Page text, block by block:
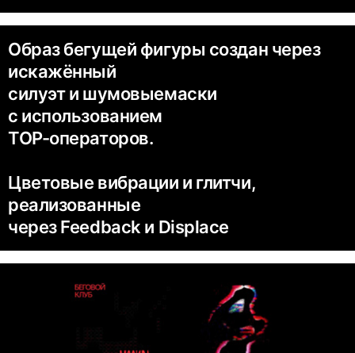
Образ бегущей фигуры создан через
искажённый
силуэт и шумовыемаски
с использованием
TOP-операторов.
Цветовые вибрации и глитчи,
реализованные
через Feedback и Displace